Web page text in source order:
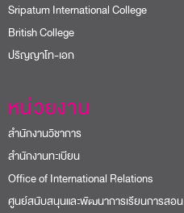
Sripatum International College
British College
ปริญญาโท-เอก
หน่วยงาน
สำนักงานวิชาการ
สำนักงานทะเบียน
Office of International Relations
ศูนย์สนับสนุนและพัฒนาการเรียนการสอน